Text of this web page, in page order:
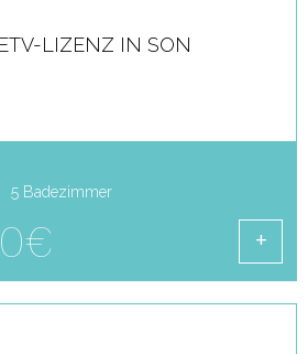
LIZENZ IN SON
5 Badezimmer